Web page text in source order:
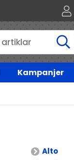
Kampanjer
Alto